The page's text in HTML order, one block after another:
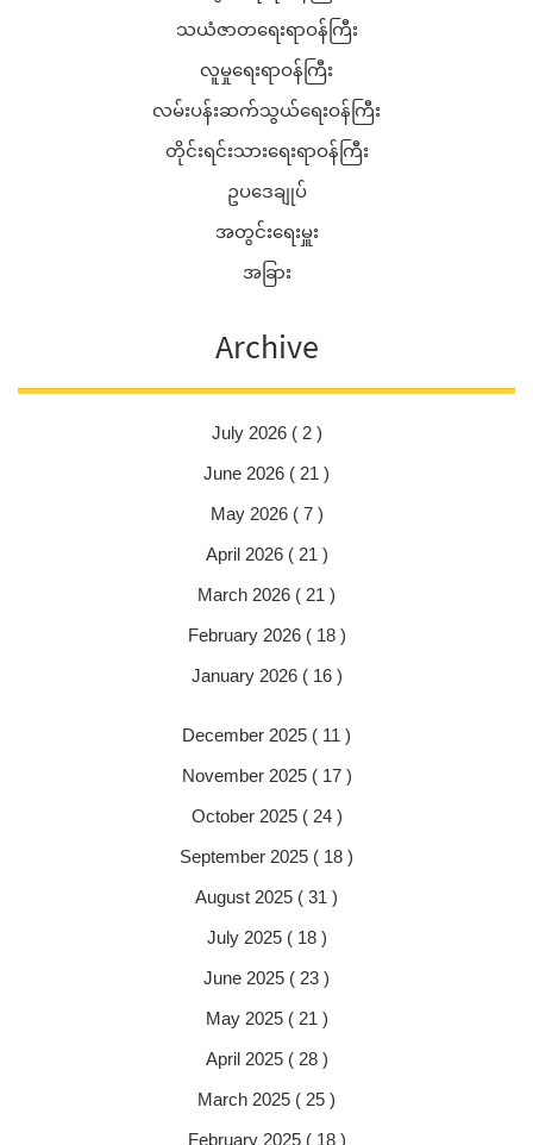
သယံဇာတရေးရာဝန်ကြီး
လူမှုရေးရာဝန်ကြီး
လမ်းပန်းဆက်သွယ်ရေးဝန်ကြီး
တိုင်းရင်းသားရေးရာဝန်ကြီး
ဥပဒေချုပ်
အတွင်းရေးမှူး
အခြား
Archive
July 2026 ( 2 )
June 2026 ( 21 )
May 2026 ( 7 )
April 2026 ( 21 )
March 2026 ( 21 )
February 2026 ( 18 )
January 2026 ( 16 )
December 2025 ( 11 )
November 2025 ( 17 )
October 2025 ( 24 )
September 2025 ( 18 )
August 2025 ( 31 )
July 2025 ( 18 )
June 2025 ( 23 )
May 2025 ( 21 )
April 2025 ( 28 )
March 2025 ( 25 )
February 2025 ( 18 )